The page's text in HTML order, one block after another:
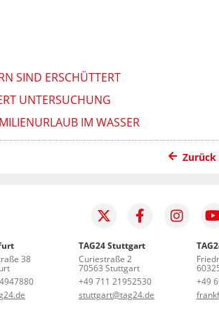
SIND ERSCHÜTTERT
UNTERSUCHUNG
IM WASSER
38
TAG24 Stuttgart
Curiestraße 2
70563 Stuttgart
+49 711 21952530
stuttgart@tag24.de
+49